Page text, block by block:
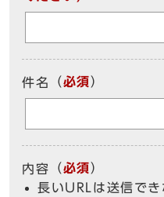
件名 （必須）
内容 （必須）
長いURLは送信でき